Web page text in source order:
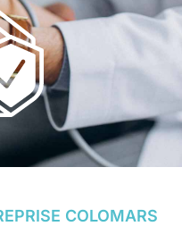
COLOMARS